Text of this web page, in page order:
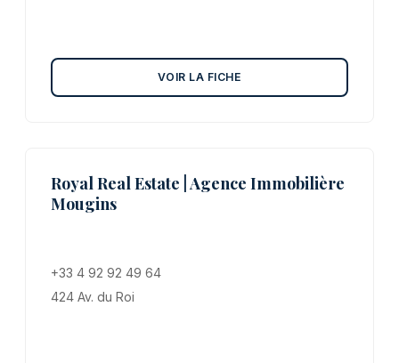
VOIR LA FICHE
Royal Real Estate | Agence Immobilière
Mougins
+33 4 92 92 49 64
424 Av. du Roi